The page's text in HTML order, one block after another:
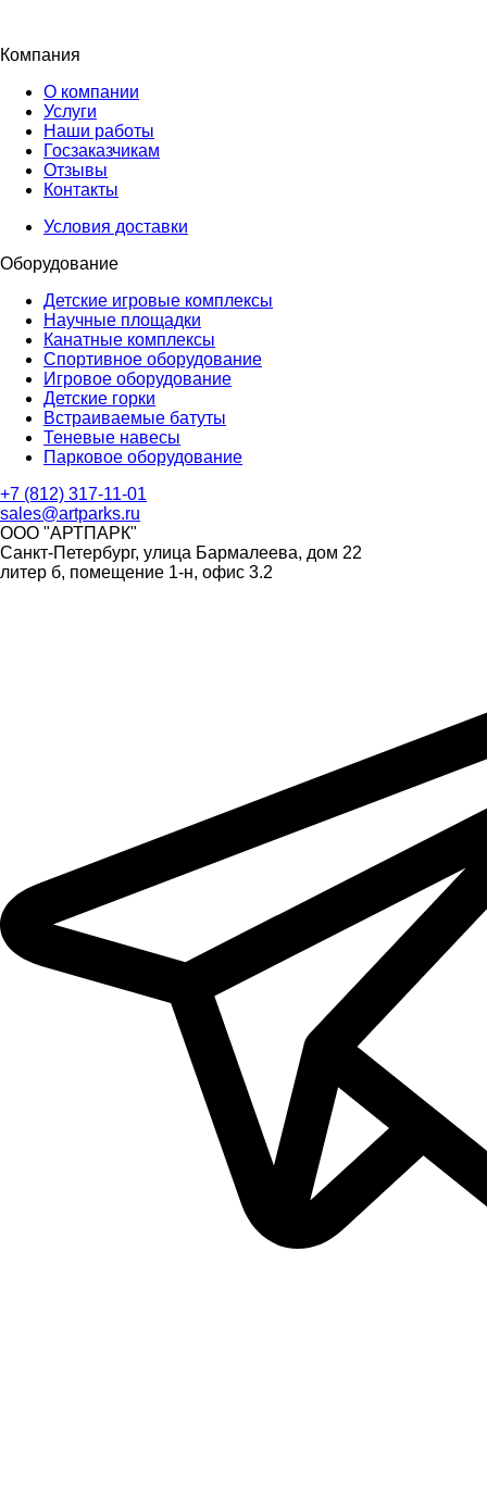
Компания
О компании
Услуги
Наши работы
Госзаказчикам
Отзывы
Контакты
Условия доставки
Оборудование
Детские игровые комплексы
Научные площадки
Канатные комплексы
Спортивное оборудование
Игровое оборудование
Детские горки
Встраиваемые батуты
Теневые навесы
Парковое оборудование
+7 (812) 317-11-01
sales@artparks.ru
ООО "АРТПАРК"
Санкт-Петербург, улица Бармалеева, дом 22
литер б, помещение 1-н, офис 3.2